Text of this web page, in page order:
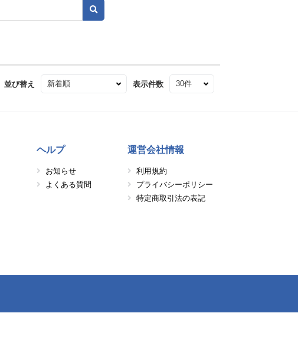
並び替え 表示件数
ヘルプ
お知らせ
よくある質問
運営会社情報
利用規約
プライバシーポリシー
特定商取引法の表記